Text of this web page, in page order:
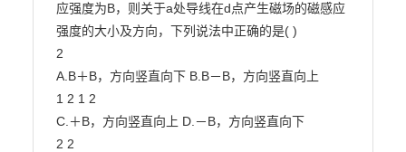
应强度为B，则关于a处导线在d点产生磁场的磁感应
强度的大小及方向，下列说法中正确的是( )
2
A.B＋B，方向竖直向下 B.B－B，方向竖直向上
1 2 1 2
C.＋B，方向竖直向上 D.－B，方向竖直向下
2 2